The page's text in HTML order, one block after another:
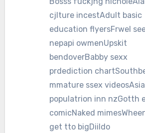
cjlture incestAdult basic
education flyersFrwel
nepapi owmenUpskit
bendoverBabby sexx
prdediction
mmature ssex
populatrion inn nzGotth
comicNaked
get tto bigDiildo